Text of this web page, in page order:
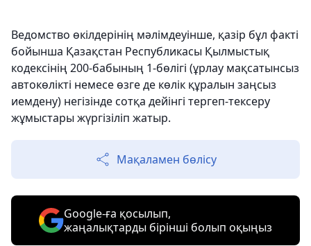
Ведомство өкілдерінің мәлімдеуінше, қазір бұл факті
бойынша Қазақстан Республикасы Қылмыстық
кодексінің 200-бабының 1-бөлігі (ұрлау мақсатынсыз
автокөлікті немесе өзге де көлік құралын заңсыз
иемдену) негізінде сотқа дейінгі тергеп-тексеру
жұмыстары жүргізіліп жатыр.
Мақаламен бөлісу
Google-ға қосылып,
жаңалықтарды бірінші болып оқыңыз